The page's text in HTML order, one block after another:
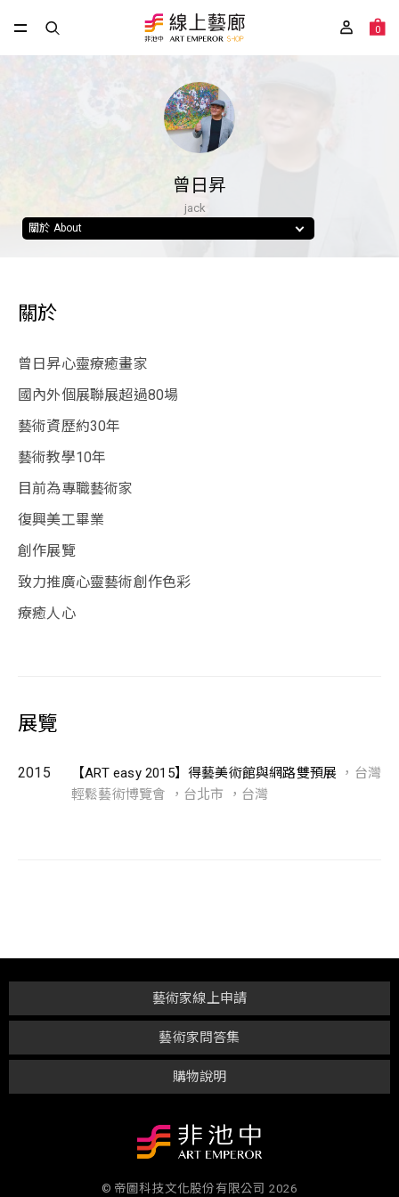
0
曾日昇
jack
關於 About
關於
曾日昇心靈療癒畫家
國內外個展聯展超過80場
藝術資歷約30年
藝術教學10年
目前為專職藝術家
復興美工畢業
創作展覽
致力推廣心靈藝術創作色彩
療癒人心
展覽
2015 【ART easy 2015】得藝美術館與網路雙預展 ，台灣
輕鬆藝術博覽會 ，台北市 ，台灣
購物說明
藝術家問答集
藝術家線上申請
© 帝圖科技文化股份有限公司 2026